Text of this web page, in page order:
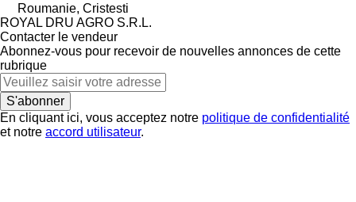
Roumanie, Cristesti
ROYAL DRU AGRO S.R.L.
Contacter le vendeur
Abonnez-vous pour recevoir de nouvelles annonces de cette
rubrique
S'abonner
En cliquant ici, vous acceptez notre politique de confidentialité
et notre accord utilisateur.